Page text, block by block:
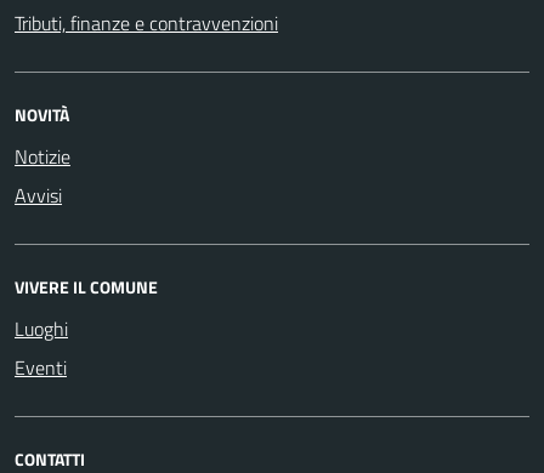
Tributi, finanze e contravvenzioni
NOVITÀ
Notizie
Avvisi
VIVERE IL COMUNE
Luoghi
Eventi
CONTATTI